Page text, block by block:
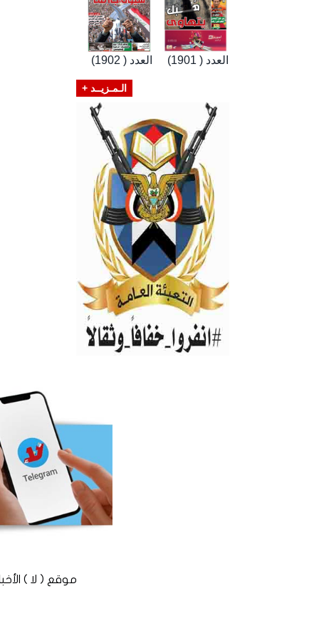
العدد ( 1902) العدد ( 1901)
الـمـزيــد +
موقع ( لا ) الأخباري المستقل ©